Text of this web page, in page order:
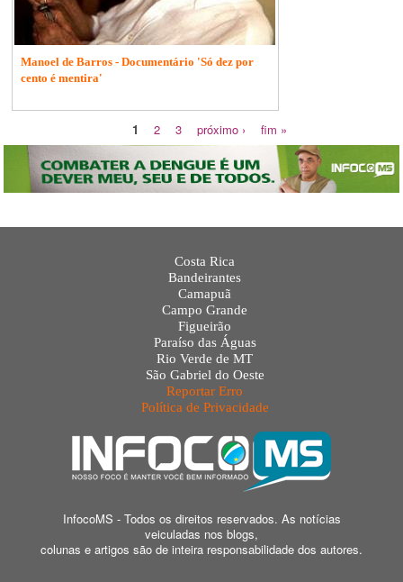
Manoel de Barros - Documentário 'Só dez por
cento é mentira'
1 2 3 próximo › fim »
Costa Rica
Bandeirantes
Camapuã
Campo Grande
Figueirão
Paraíso das Águas
Rio Verde de MT
São Gabriel do Oeste
Reportar Erro
Política de Privacidade
InfocoMS - Todos os direitos reservados. As notícias
veiculadas nos blogs,
colunas e artigos são de inteira responsabilidade dos autores.